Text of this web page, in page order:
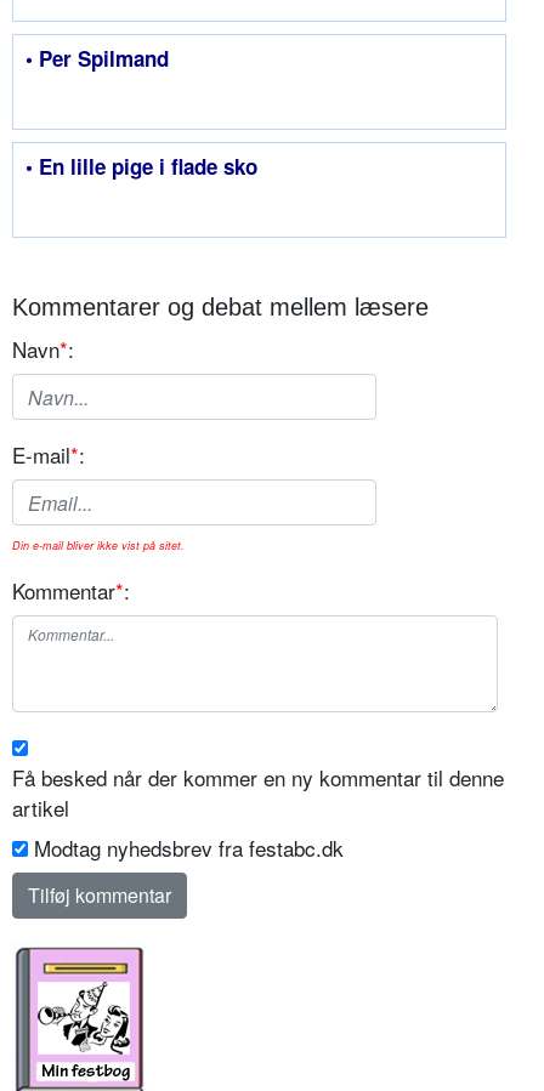
• Per Spilmand
• En lille pige i flade sko
Kommentarer og debat mellem læsere
Navn*:
E-mail*:
Din e-mail bliver ikke vist på sitet.
Kommentar*:
Få besked når der kommer en ny kommentar til denne
artikel
Modtag nyhedsbrev fra festabc.dk